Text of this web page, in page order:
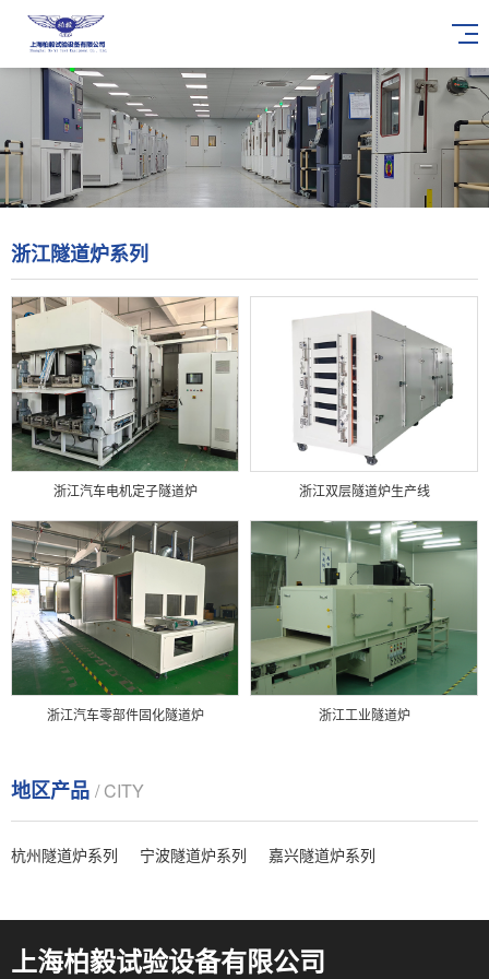
浙江隧道炉系列
浙江汽车电机定子隧道炉 浙江双层隧道炉生产线
浙江汽车零部件固化隧道炉 浙江工业隧道炉
地区产品 / CITY
杭州隧道炉系列 宁波隧道炉系列 嘉兴隧道炉系列
上海柏毅试验设备有限公司